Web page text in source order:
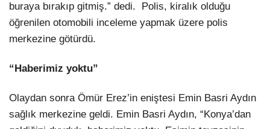
buraya bırakıp gitmiş.” dedi. Polis, kiralık olduğu
öğrenilen otomobili inceleme yapmak üzere polis
merkezine götürdü.
“Haberimiz yoktu”
Olaydan sonra Ömür Erez’in eniştesi Emin Basri Aydın
sağlık merkezine geldi. Emin Basri Aydın, “Konya’dan